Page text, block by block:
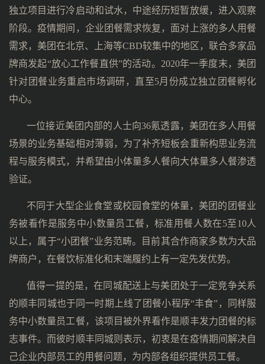
独立项目进行冷启动和试水，中途经历短暂放缓，进入观察
阶段。疫情期间，企业团餐需求恢复，面对上涨的多人用餐
需求，美团在北京、上海等CBD较集中的地区，联合多家品
牌商发起“放心工作餐直供”的活动。2020年一季度末，美团
针对团餐业务重启市场调研，直至5月份成立独立团餐孵化
中心。
一位接近美团内部的人士向36氪透露，美团在多人用餐
场景的业务基础相对薄弱，为了补齐短板会重新构思业务流
程与服务模式，并希望由小体量多人餐向大体量多人餐渗透
验证。
不同于大型企业食堂或校园食堂的体量，美团的团餐业
务被看作是服务中小数量员工餐，标准用餐人数在5至10人
以上，属于“小团餐”业务范畴。目前其合作商家多数为大品
牌商户，在餐饮标准化和末端履约上有一定先发优势。
值得一提的是，在同城配送上与美团处于一定竞争关系
的顺丰同城也于同一时期上线了团餐小程序“丰食”，同样服
务中小数量员工餐，该项目被外界看作是顺丰发力团餐的标
志事件。而彼时顺丰同城则表示，初衷是在疫情期间解决自
己企业内部员工的用餐问题，为内部各组织提供员工餐。